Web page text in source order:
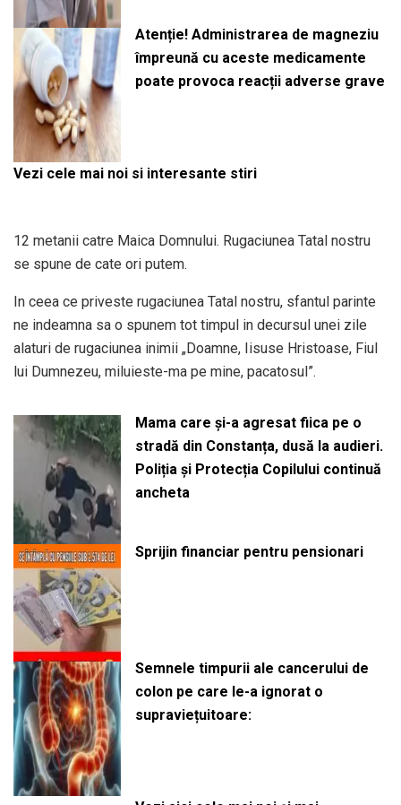
Atenție! Administrarea de magneziu
împreună cu aceste medicamente
poate provoca reacții adverse grave
Vezi cele mai noi si interesante stiri
12 metanii catre Maica Domnului. Rugaciunea Tatal nostru
se spune de cate ori putem.
In ceea ce priveste rugaciunea Tatal nostru, sfantul parinte
ne indeamna sa o spunem tot timpul in decursul unei zile
alaturi de rugaciunea inimii „Doamne, Iisuse Hristoase, Fiul
lui Dumnezeu, miluieste-ma pe mine, pacatosul”.
Mama care și-a agresat fiica pe o
stradă din Constanța, dusă la audieri.
Poliția și Protecția Copilului continuă
ancheta
Sprijin financiar pentru pensionari
Semnele timpurii ale cancerului de
colon pe care le-a ignorat o
supraviețuitoare: